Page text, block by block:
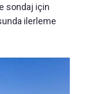
sondaj için
ilerleme